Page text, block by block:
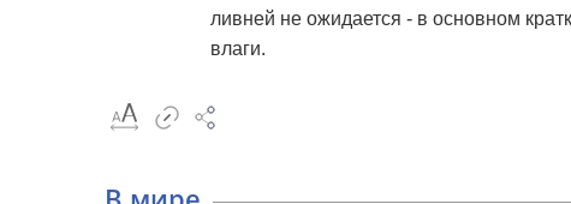
ливней не ожидается - в основном
влаги.